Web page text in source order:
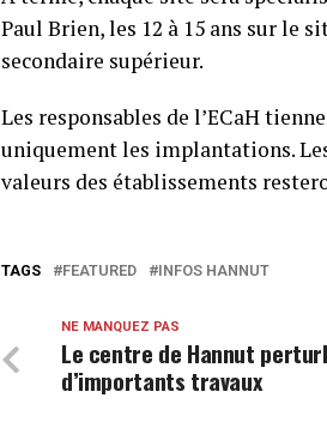
Paul Brien, les 12 à 15 ans sur le
secondaire supérieur.
Les responsables de l’ECaH
uniquement les implantations.
valeurs des établissements
TAGS FEATURED INFOS HANNUT
NE MANQUEZ PAS
Le centre de Hannut
d’importants travaux